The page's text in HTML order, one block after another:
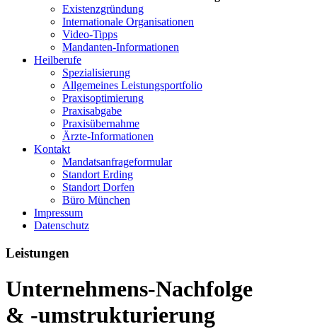
Existenzgründung
Internationale Organisationen
Video-Tipps
Mandanten-Informationen
Heilberufe
Spezialisierung
Allgemeines Leistungsportfolio
Praxisoptimierung
Praxisabgabe
Praxisübernahme
Ärzte-Informationen
Kontakt
Mandatsanfrageformular
Standort Erding
Standort Dorfen
Büro München
Impressum
Datenschutz
Leistungen
Unternehmens-Nachfolge
& -umstrukturierung